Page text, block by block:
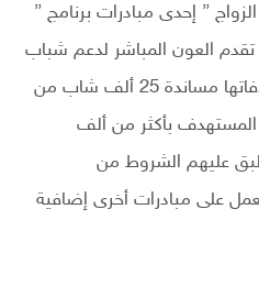
” إحدى مبادرات برنامج ”
العون المباشر لدعم شباب
الوطن، حيث تضمنت مستهدفاتها مساندة 25 ألف شاب من
المستهدف بأكثر من ألف
عليهم الشروط من
على مبادرات أخرى إضافية